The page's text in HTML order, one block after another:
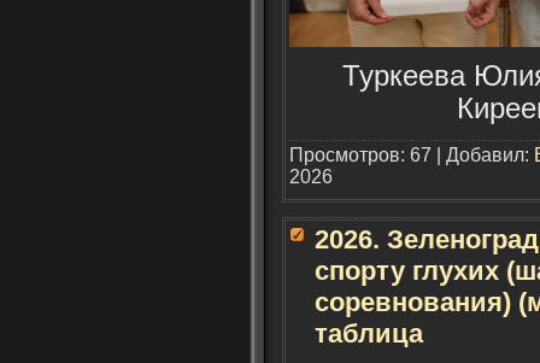
Туркеева
Просмотров: 67 | Добавил:
2026
2026.
спорту глухих
соревнования)
таблица